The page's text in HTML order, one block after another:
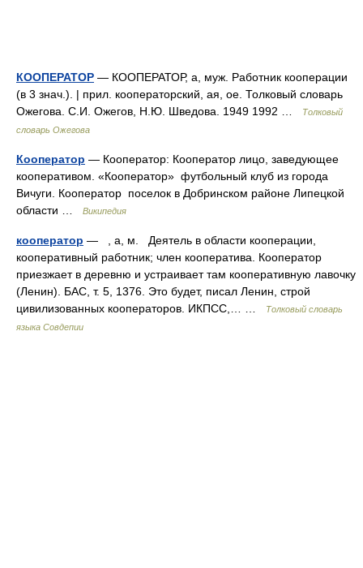
КООПЕРАТОР — КООПЕРАТОР, а, муж. Работник кооперации
(в 3 знач.). | прил. кооператорский, ая, ое. Толковый словарь
Ожегова. С.И. Ожегов, Н.Ю. Шведова. 1949 1992 …
Толковый
словарь Ожегова
Кооператор — Кооператор: Кооператор лицо, заведующее
кооперативом. «Кооператор» футбольный клуб из города
Вичуги. Кооператор поселок в Добринском районе Липецкой
области …
Википедия
кооператор — , а, м. Деятель в области кооперации,
кооперативный работник; член кооператива. Кооператор
приезжает в деревню и устраивает там кооперативную лавочку
(Ленин). БАС, т. 5, 1376. Это будет, писал Ленин, строй
цивилизованных кооператоров. ИКПСС,… …
Толковый словарь
языка Совдепии